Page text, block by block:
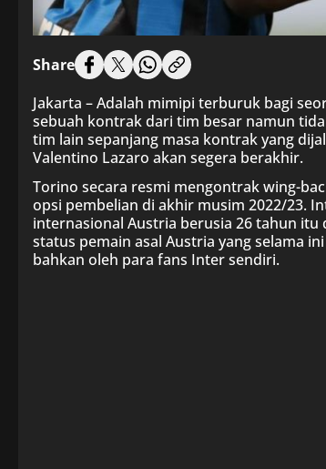
Share
Jakarta – Adalah mimipi terburuk bagi
sebuah kontrak dari tim besar namun
tim lain sepanjang masa kontrak yang
Valentino Lazaro akan segera berakhir.
Torino secara resmi mengontrak wing-
opsi pembelian di akhir musim 2022/23.
internasional Austria berusia 26 tahun itu
status pemain asal Austria yang selama
bahkan oleh para fans Inter sendiri.